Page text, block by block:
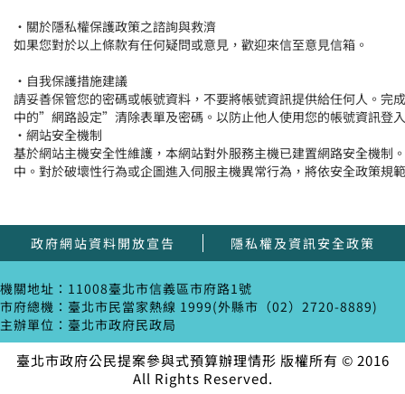
‧ 關於隱私權保護政策之諮詢與救濟
如果您對於以上條款有任何疑問或意見，歡迎來信至意見信箱。
‧ 自我保護措施建議
請妥善保管您的密碼或帳號資料，不要將帳號資訊提供給任何人。
中的”網路設定”清除表單及密碼。以防止他人使用您的帳號資訊登
‧ 網站安全機制
基於網站主機安全性維護，本網站對外服務主機已建置網路安全機
中。對於破壞性行為或企圖進入伺服主機異常行為，將依安全政策規
政府網站資料開放宣告 隱私權及資訊安全政策
機關地址：11008臺北市信義區市府路1號
市府總機：臺北市民當家熱線 1999(外縣市（02）2720-8889)
主辦單位：臺北市政府民政局
臺北市政府公民提案參與式預算辦理情形 版權所有 © 2016
All Rights Reserved.